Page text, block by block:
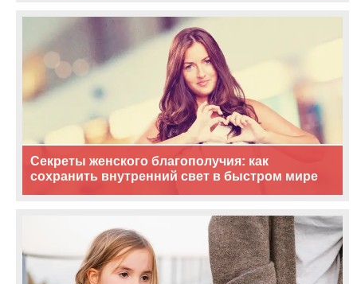
Секреты женского благополучия: как
сохранить внутренний свет в быстром мире